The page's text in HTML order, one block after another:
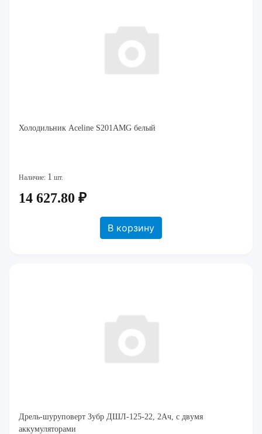
Холодильник Aceline S201AMG белый
Наличие: 1 шт.
14 627.80 ₽
В корзину
Дрель-шуруповерт Зубр ДШЛ-125-22, 2Ач, с двумя
аккумуляторами